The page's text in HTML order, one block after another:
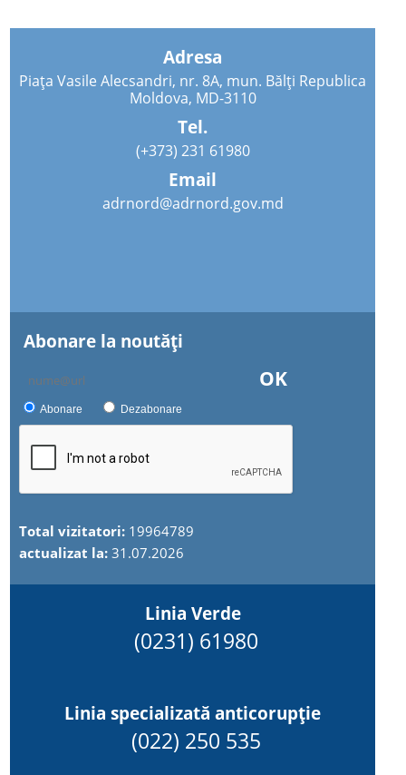
Adresa
Piața Vasile Alecsandri, nr. 8A, mun. Bălți Republica
Moldova, MD-3110
Tel.
(+373) 231 61980
Email
adrnord@adrnord.gov.md
Abonare la noutăţi
OK
Abonare Dezabonare
Total vizitatori: 19964789
actualizat la:31.07.2026
Linia Verde
(0231) 61980
Linia specializată anticorupție
(022) 250 535